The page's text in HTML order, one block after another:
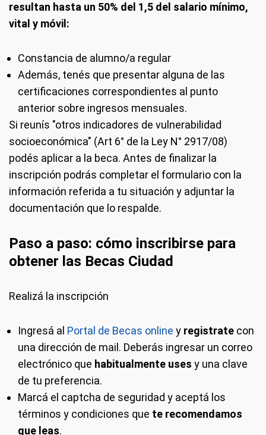
resultan hasta un 50% del 1,5 del salario mínimo,
vital y móvil:
Constancia de alumno/a regular
Además, tenés que presentar alguna de las
certificaciones correspondientes al punto
anterior sobre ingresos mensuales.
Si reunís "otros indicadores de vulnerabilidad
socioeconómica" (Art 6° de la Ley N° 2917/08)
podés aplicar a la beca. Antes de finalizar la
inscripción podrás completar el formulario con la
información referida a tu situación y adjuntar la
documentación que lo respalde.
Paso a paso: cómo inscribirse para
obtener las Becas Ciudad
Realizá la inscripción
Ingresá al Portal de Becas online y registrate con
una dirección de mail. Deberás ingresar un correo
electrónico que habitualmente uses y una clave
de tu preferencia.
Marcá el captcha de seguridad y aceptá los
términos y condiciones que te recomendamos
que leas.